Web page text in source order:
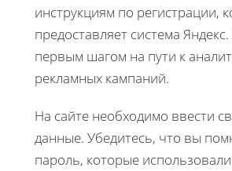
инструкциям по регистрации,
предоставляет система
первым шагом на пути к
рекламных кампаний.
На сайте необходимо ввести
данные. Убедитесь, что вы
пароль, которые